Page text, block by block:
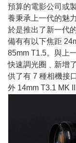
預算的電影公司或
養秉承上一代的魅
於是推出了新一代
備有有以下焦距
85mm T1.5。與上
快速調光圈﹑新增
供了有 7 種相機接
外 14mm T3.1 MK